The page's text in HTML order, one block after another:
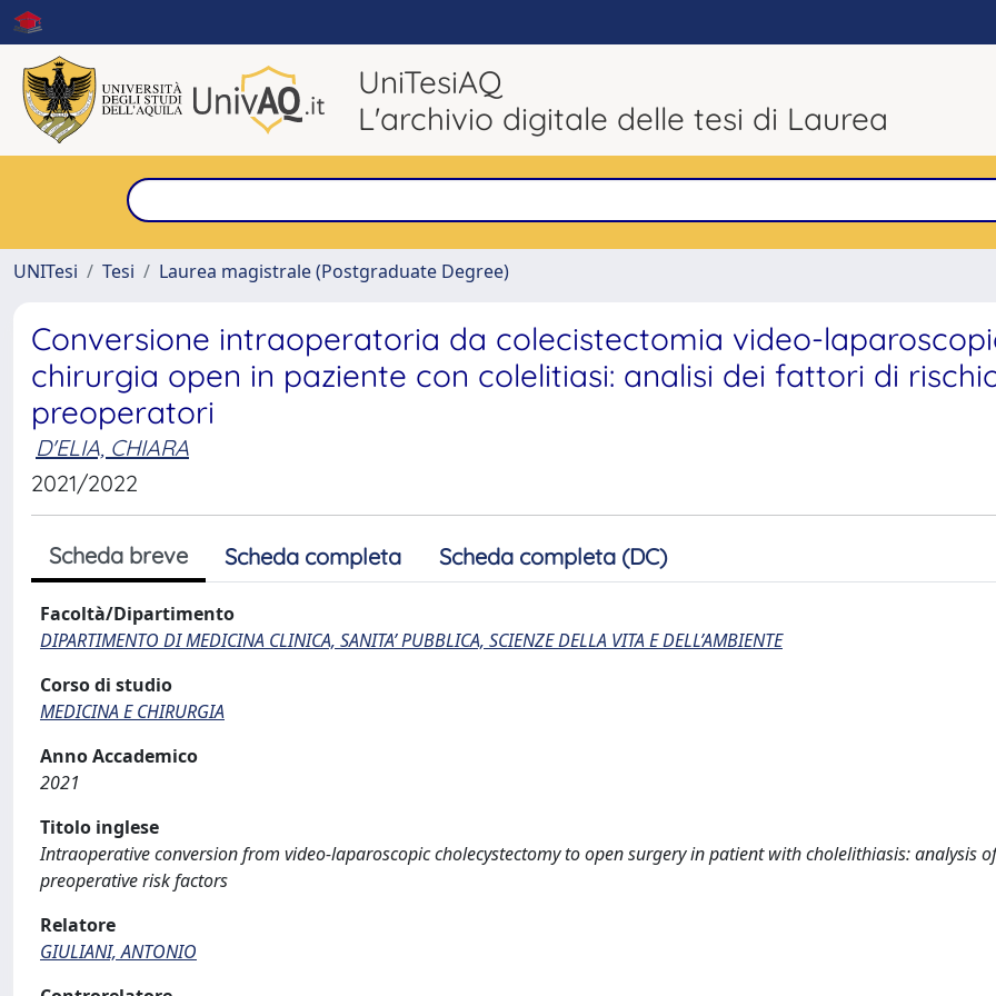
UniTesiAQ
L'archivio digitale delle tesi di Laurea
UNITesi
Tesi Laurea magistrale (Postgraduate Degree)
Conversione intraoperatoria da colecistectomia video-
chirurgia open in paziente con colelitiasi: analisi dei fattori di
preoperatori
D'ELIA, CHIARA
2021/2022
Scheda breve Scheda completa Scheda completa (DC)
Facoltà/Dipartimento
DIPARTIMENTO DI MEDICINA CLINICA, SANITA’ PUBBLICA, SCIENZE DELLA VITA E DELL’AMBIENTE
Corso di studio
MEDICINA E CHIRURGIA
Anno Accademico
2021
Titolo inglese
Intraoperative conversion from video-laparoscopic cholecystectomy to open surgery in patient with cholelithiasis: analysis of
preoperative risk factors
Relatore
GIULIANI, ANTONIO